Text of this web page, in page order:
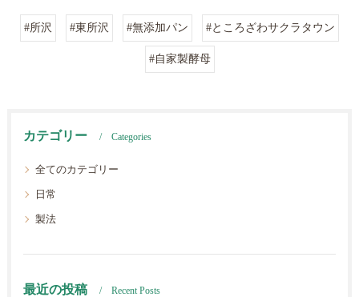
#所沢 #東所沢 #無添加パン #ところざわサクラタウン
#自家製酵母
カテゴリー Categories
全てのカテゴリー
日常
製法
最近の投稿 Recent Posts